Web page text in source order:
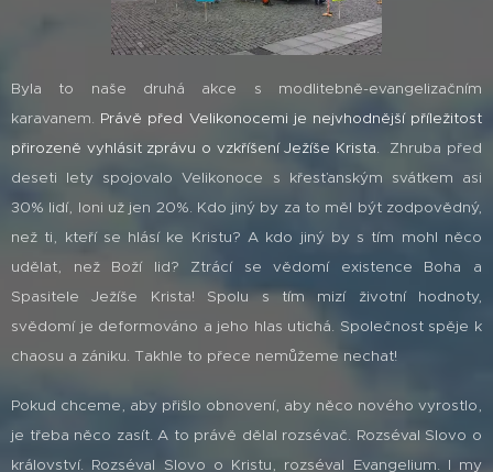
Byla to naše druhá akce s modlitebně-evangelizačním
karavanem. Právě před Velikonocemi je nejvhodnější příležitost
přirozeně vyhlásit zprávu o vzkříšení Ježíše Krista.
Zhruba před
deseti lety spojovalo Velikonoce s křesťanským svátkem asi
30% lidí, loni už jen 20%. Kdo jiný by za to měl být zodpovědný,
než ti, kteří se hlásí ke Kristu? A kdo jiný by s tím mohl něco
udělat, než Boží lid? Ztrácí se vědomí existence Boha a
Spasitele Ježíše Krista! Spolu s tím mizí životní hodnoty,
svědomí je deformováno a jeho hlas utichá. Společnost spěje k
chaosu a zániku. Takhle to přece nemůžeme nechat!
Pokud chceme, aby přišlo obnovení, aby něco nového vyrostlo,
je třeba něco zasít. A to právě dělal rozsévač. Rozséval Slovo o
království. Rozséval Slovo o Kristu, rozséval Evangelium. I my